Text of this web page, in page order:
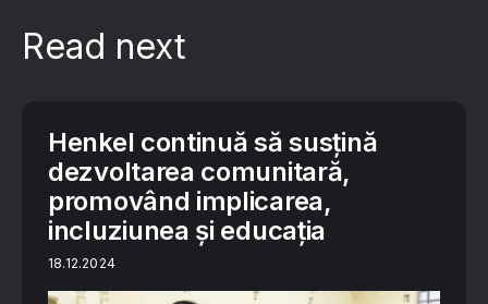
Read next
Henkel continuă să susțină
dezvoltarea comunitară,
promovând implicarea,
incluziunea și educația
18.12.2024